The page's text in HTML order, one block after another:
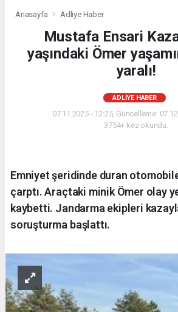
Anasayfa Adliye Haber
Mustafa Ensari
yaşındaki Ömer
yaralı!
ADLIYE HABER
07.11.2025 - 12:25, Güncelleme:
3754+ kez okundu.
Emniyet şeridinde duran
çarptı. Araçtaki minik Ömer olay
kaybetti. Jandarma ekipleri
soruşturma başlattı.